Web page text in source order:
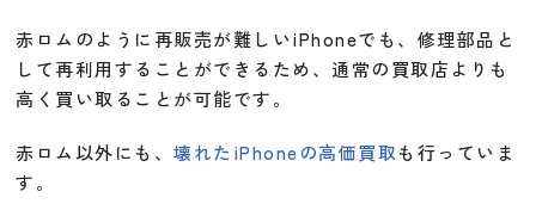
赤ロムのように再販売が難しいiPhoneでも、修理部品と
して再利用することができるため、通常の買取店よりも
高く買い取ることが可能です。
赤ロム以外にも、壊れたiPhoneの高価買取も行っていま
す。